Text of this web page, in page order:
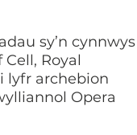
sy’n cynnwys
Royal
lyfr archebion
Opera